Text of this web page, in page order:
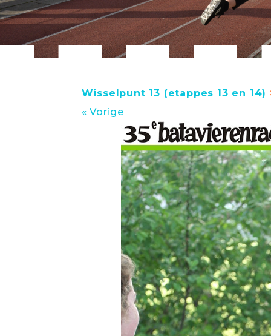
Wisselpunt 13 (etappes 13 en 14)
« Vorige